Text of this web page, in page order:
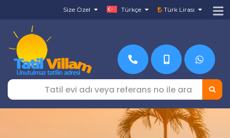
Size Özel Türkçe Türk Lirası